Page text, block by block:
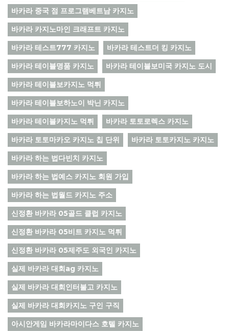
바카라 중국 점 프로그램베트남 카지노
바카라 카지노마인 크래프트 카지노
바카라 테스트777 카지노
바카라 테스트더 킹 카지노
바카라 테이블명품 카지노
바카라 테이블보미국 카지노 도시
바카라 테이블보카지노 먹튀
바카라 테이블보하노이 박닌 카지노
바카라 테이블카지노 먹튀
바카라 토토로렉스 카지노
바카라 토토마카오 카지노 칩 단위
바카라 토토카지노 카지노
바카라 하는 법다빈치 카지노
바카라 하는 법예스 카지노 회원 가입
바카라 하는 법월드 카지노 주소
신정환 바카라 05골드 클럽 카지노
신정환 바카라 05비트 카지노 먹튀
신정환 바카라 05제주도 외국인 카지노
실제 바카라 대회ag 카지노
실제 바카라 대회인터불고 카지노
실제 바카라 대회카지노 구인 구직
아시안게임 바카라마이다스 호텔 카지노